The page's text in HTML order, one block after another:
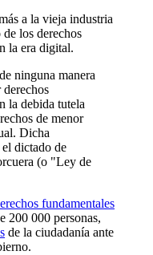
a la vieja industria
los derechos
la era digital.
ninguna manera
la debida tutela
de menor
Dicha
dictado de
(o "Ley de
fundamentales
200 000 personas,
de la ciudadanía ante